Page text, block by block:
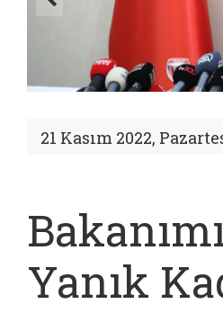
21 Kasım 2022,
Yanık